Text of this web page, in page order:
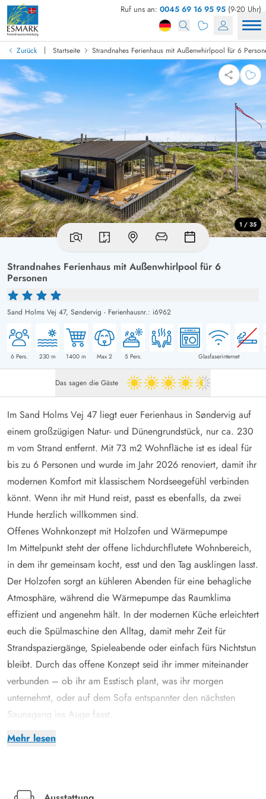
Ruf uns an: 0045 69 16 95 95 (9-20 Uhr)
Zurück | Startseite Strandnahes Ferienhaus mit Außenwhirlpool für 6
Strandnahes Ferienhaus mit Außenwhirlpool für 6
Personen
Sand Holms Vej 47, Søndervig - Ferienhausnr.: i6962
6Pers. 230 m 1400 m Max 2 5Pers. Glasfaserinternet
1 / 35
Das sagen die Gäste 4.5 von 5
Mehr lesen
Im Sand Holms Vej 47 liegt euer Ferienhaus in Søndervig auf
einem großzügigen Natur- und Dünengrundstück, nur ca. 230
m vom Strand entfernt. Mit 73 m2 Wohnfläche ist es ideal für
bis zu 6 Personen und wurde im Jahr 2026 renoviert, damit ihr
modernen Komfort mit klassischem Nordseegefühl verbinden
könnt. Wenn ihr mit Hund reist, passt es ebenfalls, da zwei
Hunde herzlich willkommen sind.
Offenes Wohnkonzept mit Holzofen und Wärmepumpe
Im Mittelpunkt steht der offene lichdurchflutete Wohnbereich,
in dem ihr gemeinsam kocht, esst und den Tag ausklingen lasst.
Der Holzofen sorgt an kühleren Abenden für eine behagliche
Atmosphäre, während die Wärmepumpe das Raumklima
effizient und angenehm hält. In der modernen Küche erleichtert
euch die Spülmaschine den Alltag, damit mehr Zeit für
Strandspaziergänge, Spieleabende oder einfach fürs Nichtstun
bleibt. Durch das offene Konzept seid ihr immer miteinander
verbunden – ob ihr am Esstisch plant, was ihr morgen
unternehmt, oder auf dem Sofa entspannter den nächsten
Saunagang ins Auge fasst.
Damit ihr euch richtig erholt, stehen euch drei Schlafzimmer